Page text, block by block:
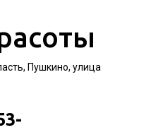
Пушкино, улица